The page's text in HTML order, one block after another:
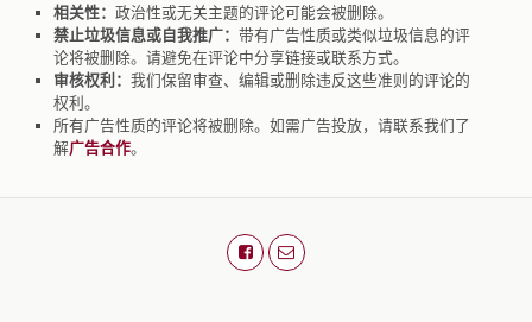
相关性： 政治性或无关主题的评论可能会被删除。
禁止垃圾信息或自我推广： 带有广告性质或类似垃圾信息的评
论将被删除。请避免在评论中分享链接或联系方式。
审核权利： 我们保留审查、编辑或删除违反这些准则的评论的
权利。
所有广告性质的评论将被删除。如需广告投放，请联系我们了
解广告合作。